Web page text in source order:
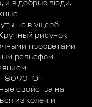
и в добрые люди.
не в ущерб
рисунок
просветами
рельефом
8090. Он
свойства на
из колеи и